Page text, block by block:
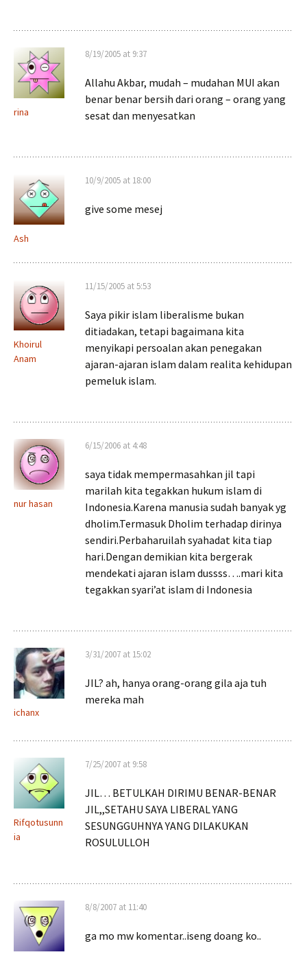
rina
8/19/2005 at 9:37
Allahu Akbar, mudah – mudahan MUI akan
benar benar bersih dari orang – orang yang
sesat dan menyesatkan
Ash
10/9/2005 at 18:00
give some mesej
Khoirul
Anam
11/15/2005 at 5:53
Saya pikir islam liberalisme bukan
ditiadakan, tetapi bagaimana kita
menyikapi persoalan akan penegakan
ajaran-ajaran islam dalam realita kehidupan
pemeluk islam.
nur hasan
6/15/2006 at 4:48
saya tidak mempermasahkan jil tapi
marilah kita tegakkan hukum islam di
Indonesia.Karena manusia sudah banyak yg
dholim.Termasuk Dholim terhadap dirinya
sendiri.Perbaharuilah syahadat kita tiap
hari.Dengan demikian kita bergerak
mendekati ajaran islam dussss….mari kita
tegakkan syari’at islam di Indonesia
ichanx
3/31/2007 at 15:02
JIL? ah, hanya orang-orang gila aja tuh
mereka mah
Rifqotusunn
ia
7/25/2007 at 9:58
JIL… BETULKAH DIRIMU BENAR-BENAR
JIL,,SETAHU SAYA LIBERAL YANG
SESUNGGUHNYA YANG DILAKUKAN
ROSULULLOH
8/8/2007 at 11:40
ga mo mw komentar..iseng doang ko..